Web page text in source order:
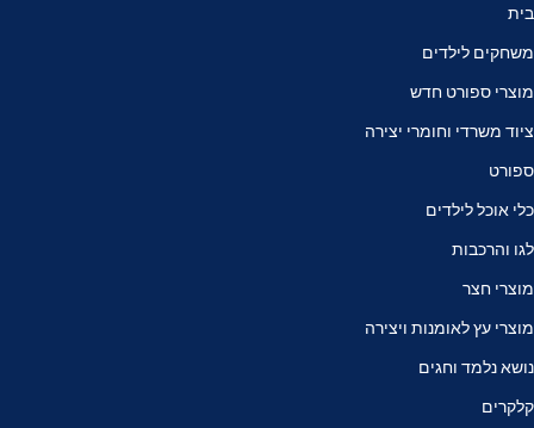
בית
משחקים לילדים
מוצרי ספורט חדש
ציוד משרדי וחומרי יצירה
ספורט
כלי אוכל לילדים
לגו והרכבות
מוצרי חצר
מוצרי עץ לאומנות ויצירה
נושא נלמד וחגים
קלקרים